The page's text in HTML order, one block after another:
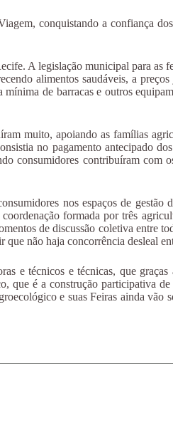
conquistando a confiança
A legislação municipal para as
alimentos saudáveis, a
de barracas e outros
muito, apoiando as famílias
no pagamento antecipado
consumidores contribuíram com
nos espaços de gestão
formada por três
de discussão coletiva entre
não haja concorrência desleal
e técnicos e técnicas, que graças
que é a construção participativa
e suas Feiras ainda vão